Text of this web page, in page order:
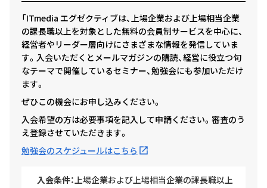
「ITmedia エグゼクティブは、上場企業および上場相当企業
の課長職以上を対象とした無料の会員制サービスを中心に、
経営者やリーダー層向けにさまざまな情報を発信していま
す。入会いただくとメールマガジンの購読、経営に役立つ旬
なテーマで開催しているセミナー、勉強会にも参加いただけ
ます。
ぜひこの機会にお申し込みください。
入会希望の方は必要事項を記入して申請ください。審査のう
え登録させていただきます。
勉強会のスケジュールはこちら
入会条件： 上場企業および上場相当企業の課長職以上